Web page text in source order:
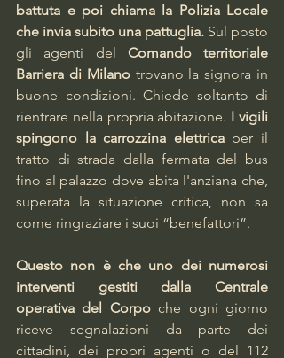
battuta e poi chiama la Polizia Locale
che invia subito una pattuglia. Sul posto
gli agenti del Comando territoriale
Barriera di Milano trovano la signora in
buone condizioni. Chiede soltanto di
rientrare nella propria abitazione. I vigili
spingono la carrozzina elettrica per il
tratto di strada dalla fermata del bus
fino al palazzo dove abita l'anziana che,
superata la situazione critica, non sa
come ringraziare i suoi “benefattori”.
Questo non è che uno dei numerosi
interventi gestiti dalla Centrale
operativa del Corpo che ogni giorno
riceve segnalazioni da parte dei
cittadini, dei propri agenti o del 112